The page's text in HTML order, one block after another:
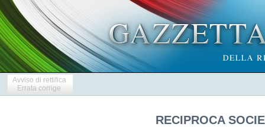
Avviso di rettifica
Errata corrige
RECIPROCA